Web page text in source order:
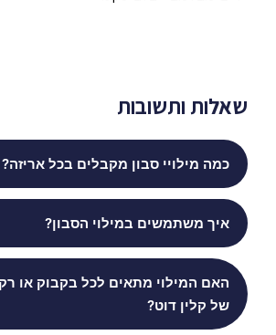
שאלות ותשובות
כמה מילויי סבון מקבלים בכל אריזה?
איך משתמשים במילוי הסבון?
האם המילוי מתאים לכל בקבוק או
של קלין דוט?